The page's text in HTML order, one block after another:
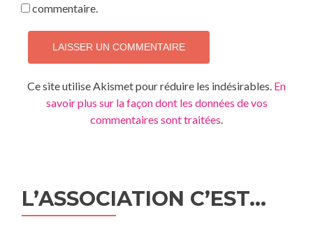
commentaire.
Ce site utilise Akismet pour réduire les indésirables. En
savoir plus sur la façon dont les données de vos
commentaires sont traitées.
L’ASSOCIATION C’EST…